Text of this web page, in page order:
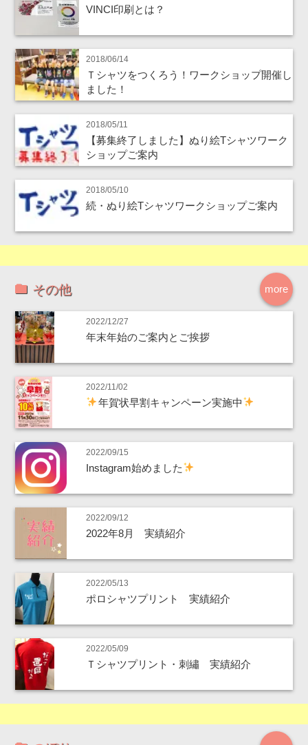
VINCI印刷とは？
2018/06/14
Ｔシャツをつくろう！ワークショップ開催し
ました！
2018/05/11
【募集終了しました】ぬり絵Tシャツワーク
ショップご案内
2018/05/10
続・ぬり絵Tシャツワークショップご案内
more
その他
2022/12/27
年末年始のご案内とご挨拶
2022/11/02
年賀状早割キャンペーン実施中
2022/09/15
Instagram始めました
2022/09/12
2022年8月 実績紹介
2022/05/13
ポロシャツプリント 実績紹介
2022/05/09
Ｔシャツプリント・刺繡 実績紹介